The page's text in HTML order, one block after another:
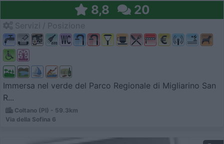
8,8 20
Immersa nel verde del Parco Regionale di Migliarino San
R...
Coltano (PI) - 59.3km
Via della Sofina 6